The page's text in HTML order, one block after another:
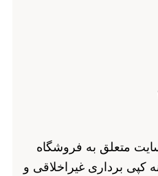
متعلق به فروشگاه
برداری غیراخلاقی و